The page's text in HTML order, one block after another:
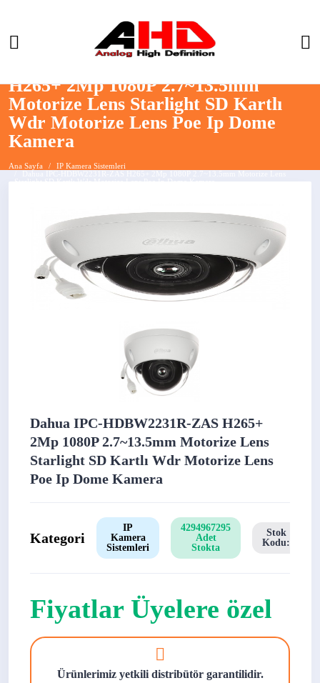
H265+ 2Mp 1080P 2.7~13.5mm
Motorize Lens Starlight SD Kartlı
Wdr Motorize Lens Poe Ip Dome
Kamera
Ana Sayfa
IP Kamera Sistemleri
Dahua IPC-HDBW2231R-ZAS H265+
2Mp 1080P 2.7~13.5mm Motorize Lens
Starlight SD Kartlı Wdr Motorize Lens
Poe Ip Dome Kamera
Kategori
IP
Kamera
Sistemleri
4294967295
Adet
Stokta
Stok
Kodu:
Fiyatlar Üyelere özel
Ürünlerimiz yetkili distribütör garantilidir.